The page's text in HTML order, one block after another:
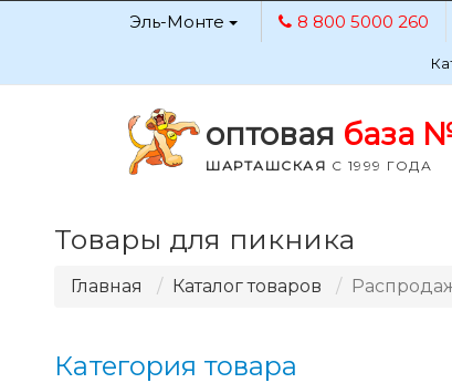
Эль-Монте 8 800 5000 260
оптовая база
ШАРТАШСКАЯ С 1999 ГОДА
Товары для пикника
Главная Каталог товаров
Категория товара